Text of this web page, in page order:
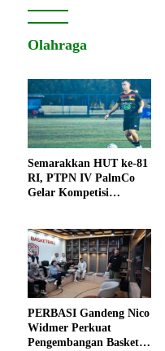
Olahraga
Semarakkan HUT ke-81
RI, PTPN IV PalmCo
Gelar Kompetisi
PERBASI Gandeng Nico
Widmer Perkuat
Pengembangan Basket